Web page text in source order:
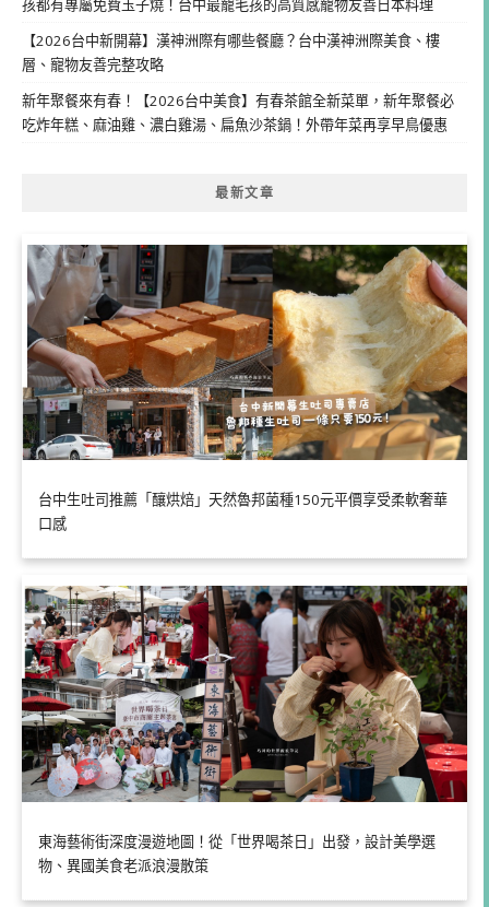
【2026台中新開幕】漢神洲際有哪些餐廳？台中漢神洲際美食、樓
層、寵物友善完整攻略
新年聚餐來有春！【2026台中美食】有春茶館全新菜單，新年聚餐必
吃炸年糕、麻油雞、濃白雞湯、扁魚沙茶鍋！外帶年菜再享早鳥優惠
最新文章
台中生吐司推薦「釀烘焙」天然魯邦菌種150元平價享受柔軟奢華
口感
東海藝術街深度漫遊地圖！從「世界喝茶日」出發，設計美學選
物、異國美食老派浪漫散策